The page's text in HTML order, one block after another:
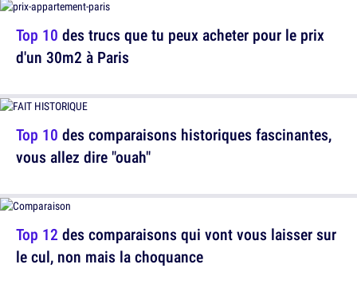
Top 10 des trucs que tu peux acheter pour le prix
d'un 30m2 à Paris
Top 12 des comparaisons qui vont vous laisser sur
le cul, non mais la choquance
Top 10 des comparaisons historiques fascinantes,
vous allez dire "ouah"